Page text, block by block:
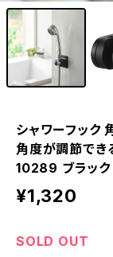
シャワーフッ
角度が調節でき
10289 ブラック
¥1,320
SOLD OUT